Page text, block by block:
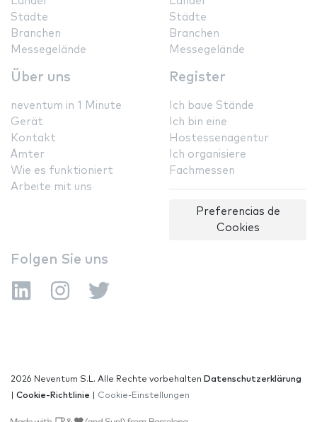
Städte
Branchen
Messegelände
Städte
Branchen
Messegelände
Über uns
neventum in 1 Minute
Gerät
Kontakt
Ämter
Wie es funktioniert
Arbeite mit uns
Register
Ich baue Stände
Ich bin eine
Hostessenagentur
Ich organisiere
Fachmessen
Preferencias de
Cookies
Folgen Sie uns
2026 Neventum S.L. Alle Rechte vorbehalten Datenschutzerklärung
Cookie-Richtlinie Cookie-Einstellungen